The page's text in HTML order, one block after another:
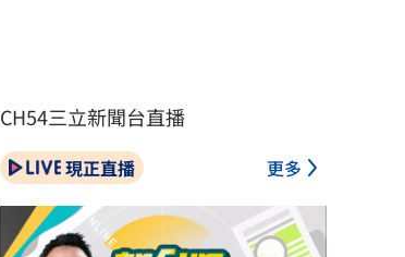
CH54三立新聞台直播
現正直播 更多